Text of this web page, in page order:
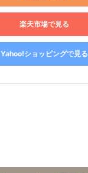
楽天市場で見る
Yahoo!ショッピングで見る